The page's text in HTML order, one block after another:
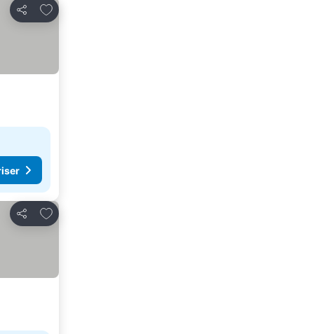
Dela
Lägg till i Mina Favoriter
Dela
Lägg till i Mina Favoriter